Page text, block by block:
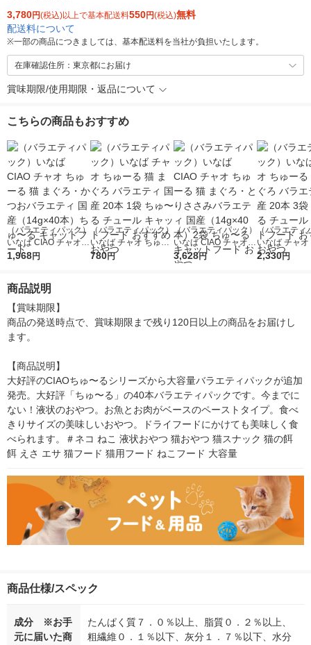
3,780円(税込)以上で基本配送料550円(税込)無料
配送料について
※一部の商品につきましては、基本配送料を当社が負担いたします。
在庫確認住所：東京都にお届け
賞味期限/使用期限・返品について
こちらの商品もおすすめ
（バラエティパック）
いなば CIAO チャオ
ちゅーる 猫 まぐろ・
ゅ〜る キャットフー
ド
1,968円
（バラエティパック）
いなば チャオ ちゅー
る 猫 まぐろ バラエテ
780円
（バラエティパック）
いなば CIAO チャオ
ちゅーる 猫 まぐろ・
3,628円
（バラエティ
いなば チャ
る 猫 まぐろ
2,330円
商品説明
【賞味期限】
商品の発送時点で、賞味期限まで残り120日以上の商品をお届けし
ます。
【商品説明】
大好評のCIAOちゅ〜るシリーズから大容量バラエティパックが追加
発売。大好評「ちゅ〜る」の40本バラエティパックです。今までに
ない！液状のおやつ。お魚とお肉がベースのペーストタイプ。食べ
きりサイズの美味しいおやつ。ドライフードにかけても美味しく食
べられます。＃ネコ ねこ 液状おやつ 猫おやつ 猫スナック 猫の餌
餌 えさ エサ 猫フード 猫用フード ねこフード 大容量
商品仕様/スペック
成分 ※お手
元に届いた商
たんぱく質７．０％以上、脂質０．２％以上、
粗繊維０．１％以下、灰分１．７％以下、水分